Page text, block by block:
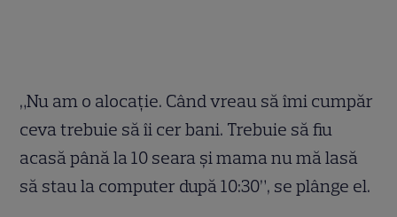
„Nu am o alocaţie. Când vreau să îmi cumpăr
ceva trebuie să îi cer bani. Trebuie să fiu
acasă până la 10 seara şi mama nu mă lasă
să stau la computer după 10:30”, se plânge el.